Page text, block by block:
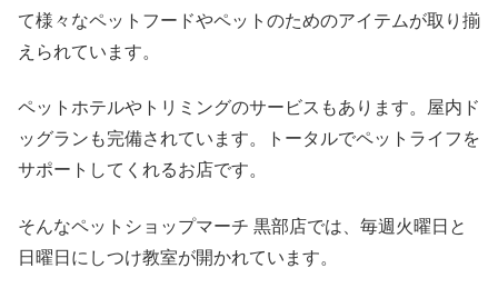
て様々なペットフードやペットのためのアイテムが取り揃
えられています。
ペットホテルやトリミングのサービスもあります。屋内ド
ッグランも完備されています。トータルでペットライフを
サポートしてくれるお店です。
そんなペットショップマーチ 黒部店では、毎週火曜日と
日曜日にしつけ教室が開かれています。